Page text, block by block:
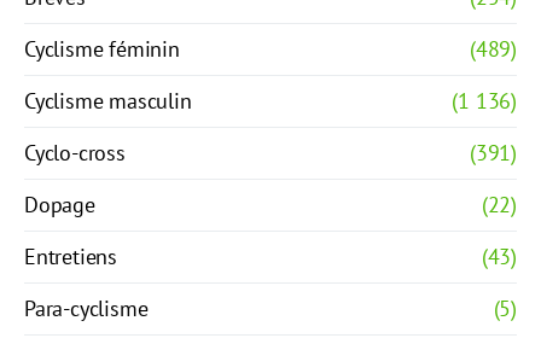
Cyclisme féminin
(489)
Cyclisme masculin
(1 136)
Cyclo-cross
(391)
Dopage
(22)
Entretiens
(43)
Para-cyclisme
(5)